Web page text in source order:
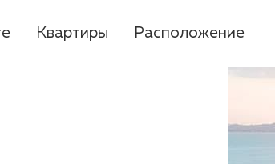
Квартиры Расположение